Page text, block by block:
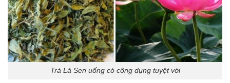
Trà Lá Sen uống có công dụng tuyệt vời